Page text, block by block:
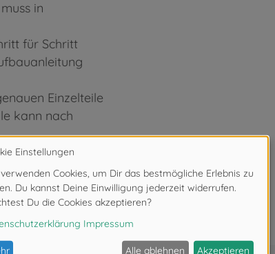
in
für Schritt
Einzelteile
kann nach
des
erworben